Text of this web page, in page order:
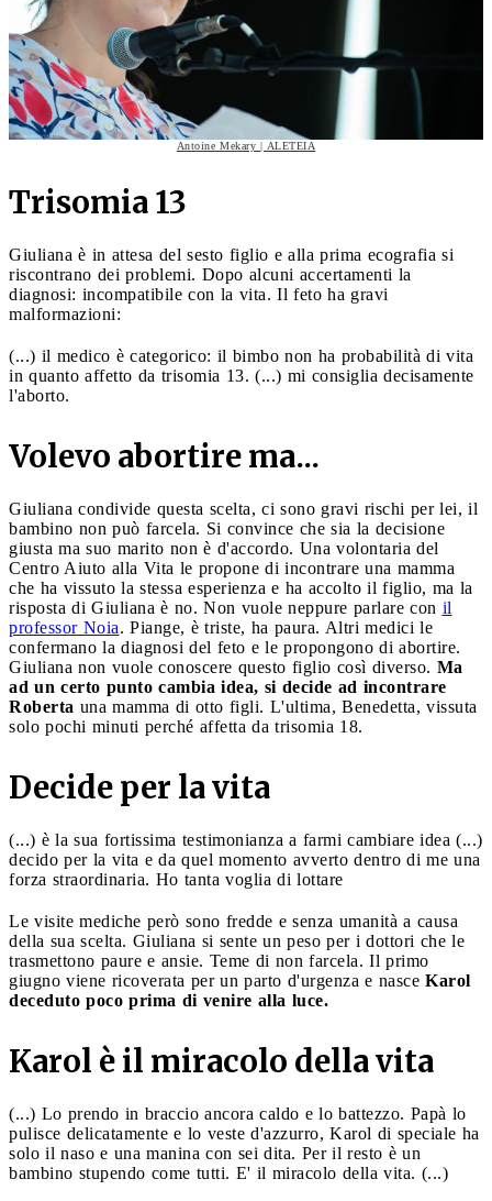
Antoine Mekary | ALETEIA
Trisomia 13
Giuliana è in attesa del sesto figlio e alla prima ecografia si
riscontrano dei problemi. Dopo alcuni accertamenti la
diagnosi: incompatibile con la vita. Il feto ha gravi
malformazioni:
(...) il medico è categorico: il bimbo non ha probabilità di vita
in quanto affetto da trisomia 13. (...) mi consiglia decisamente
l'aborto.
Volevo abortire ma...
Giuliana condivide questa scelta, ci sono gravi rischi per lei, il
bambino non può farcela. Si convince che sia la decisione
giusta ma suo marito non è d'accordo. Una volontaria del
Centro Aiuto alla Vita le propone di incontrare una mamma
che ha vissuto la stessa esperienza e ha accolto il figlio, ma la
risposta di Giuliana è no. Non vuole neppure parlare con il
professor Noia. Piange, è triste, ha paura. Altri medici le
confermano la diagnosi del feto e le propongono di abortire.
Giuliana non vuole conoscere questo figlio così diverso. Ma
ad un certo punto cambia idea, si decide ad incontrare
Roberta una mamma di otto figli. L'ultima, Benedetta, vissuta
solo pochi minuti perché affetta da trisomia 18.
Decide per la vita
(...) è la sua fortissima testimonianza a farmi cambiare idea (...)
decido per la vita e da quel momento avverto dentro di me una
forza straordinaria. Ho tanta voglia di lottare
Le visite mediche però sono fredde e senza umanità a causa
della sua scelta. Giuliana si sente un peso per i dottori che le
trasmettono paure e ansie. Teme di non farcela. Il primo
giugno viene ricoverata per un parto d'urgenza e nasce Karol
deceduto poco prima di venire alla luce.
Karol è il miracolo della vita
(...) Lo prendo in braccio ancora caldo e lo battezzo. Papà lo
pulisce delicatamente e lo veste d'azzurro, Karol di speciale ha
solo il naso e una manina con sei dita. Per il resto è un
bambino stupendo come tutti. E' il miracolo della vita. (...)